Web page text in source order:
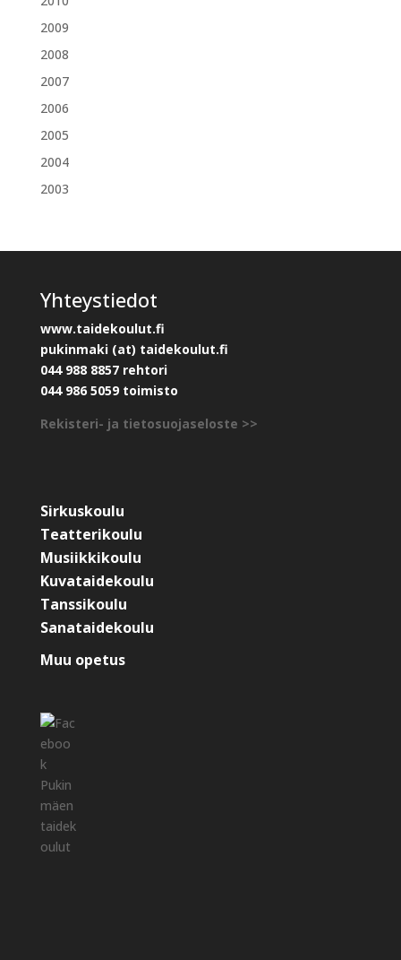
2009
2008
2007
2006
2005
2004
2003
Yhteystiedot
www.taidekoulut.fi
pukinmaki (at) taidekoulut.fi
044 988 8857 rehtori
044 986 5059 toimisto
Rekisteri- ja tietosuojaseloste >>
Sirkuskoulu
Teatterikoulu
Musiikkikoulu
Kuvataidekoulu
Tanssikoulu
Sanataidekoulu
Muu opetus